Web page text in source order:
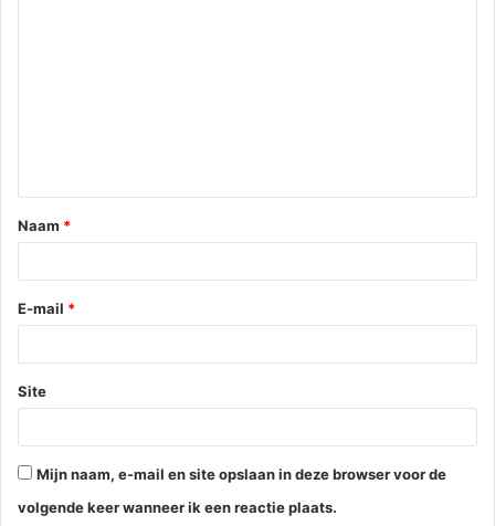
Naam *
E-mail *
Site
Mijn naam, e-mail en site opslaan in deze browser voor de
volgende keer wanneer ik een reactie plaats.